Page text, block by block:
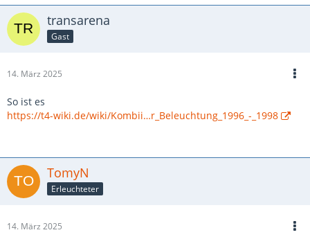
transarena
Gast
14. März 2025
So ist es
https://t4-wiki.de/wiki/Kombii…r_Beleuchtung_1996_-_1998
TomyN
Erleuchteter
14. März 2025